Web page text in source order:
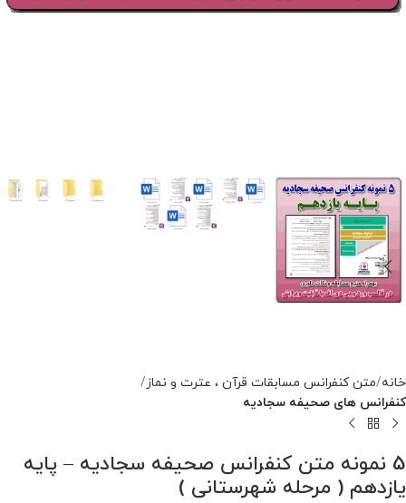
خانه متن کنفرانس مسابقات قرآن ، عترت و نماز
کنفرانس های صحیفه سجادیه
5 نمونه متن کنفرانس صحیفه سجادیه – پایه
یازدهم ( مرحله شهرستانی )